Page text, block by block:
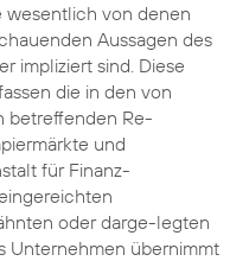
wesentlich von denen
Aussagen des
impliziert sind. Diese
die in den von
betreffenden Re-
und
für Finanz-
oder darge-legten
Unternehmen übernimmt